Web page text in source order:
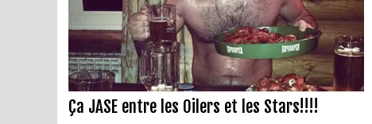
Ça JASE entre les Oilers et les Stars!!!!